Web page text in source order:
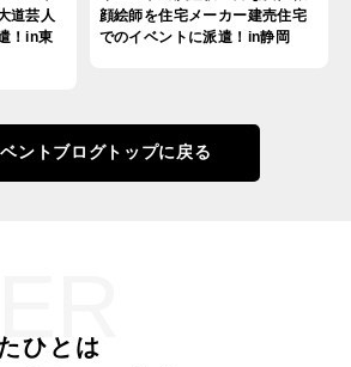
道芸人
！in東
顔絵師を住宅メーカー建売住宅
でのイベントに派遣！in静岡
ントブログトップに戻る
ひとは